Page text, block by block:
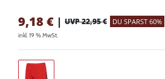
9,18 € | UVP 22,95 € DU SPARST 60%
inkl. 19 % MwSt.